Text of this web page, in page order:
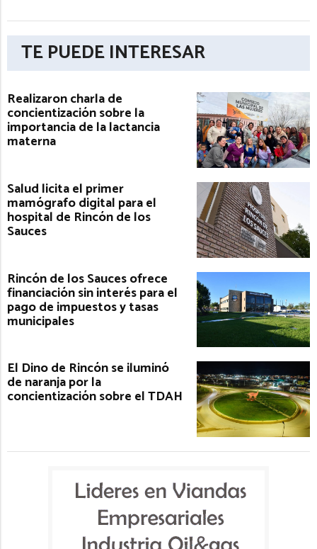
TE PUEDE INTERESAR
Realizaron charla de
concientización sobre la
importancia de la lactancia
materna
Salud licita el primer
mamógrafo digital para el
hospital de Rincón de los
Sauces
Rincón de los Sauces ofrece
financiación sin interés para el
pago de impuestos y tasas
municipales
El Dino de Rincón se iluminó
de naranja por la
concientización sobre el TDAH